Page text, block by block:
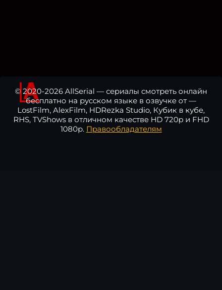
© 2020-2026 AllSerial — сериалы смотреть онлайн
бесплатно на русском языке в озвучке от —
LostFilm, AlexFilm, HDRezka Studio, Кубик в кубе,
RHS, TVShows в отличном качестве HD 720p и FHD
1080p. Правообладателям